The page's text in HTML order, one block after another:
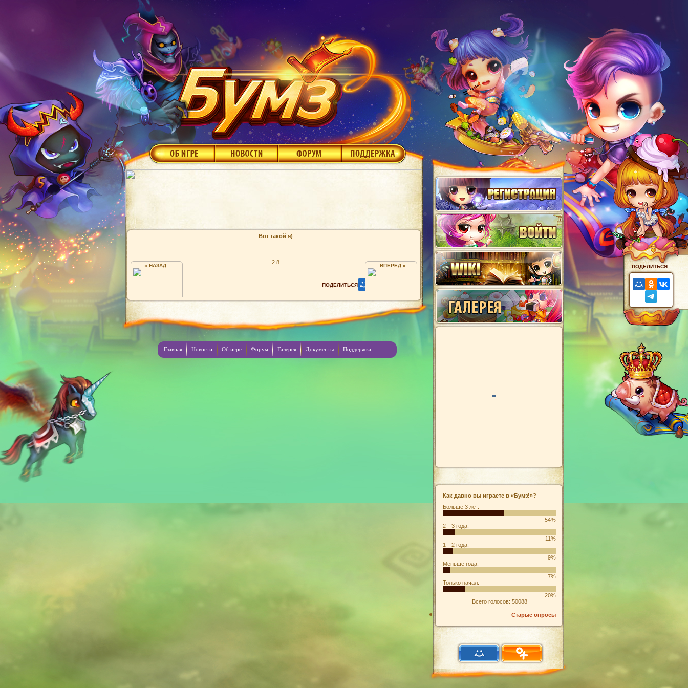
Вот такой я)
2.8
« НАЗАД
ПОЛИНА
ВПЕРЕД »
БАЛАШИХА МОСКОВСКАЯ ОБЛ.
Главная Новости Об игре Форум Галерея Документы Поддержка
Как давно вы играете в «Бумз!»?
Больше 3 лет.
54%
2—3 года.
11%
1—2 года.
9%
Меньше года.
7%
Только начал.
20%
Всего голосов: 50088
Старые опросы